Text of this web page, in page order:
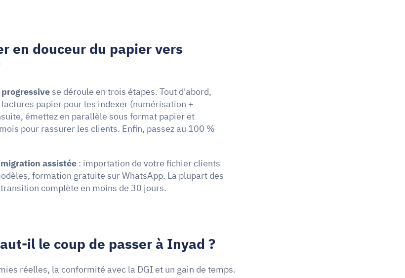
en douceur du papier vers
se déroule en trois étapes. Tout d'abord,
papier pour les indexer (numérisation +
émettez en parallèle sous format papier et
pour rassurer les clients. Enfin, passez au 100 %
migration assistée : importation de votre fichier clients
formation gratuite sur WhatsApp. La plupart des
complète en moins de 30 jours.
il le coup de passer à Inyad ?
réelles, la conformité avec la DGI et un gain de temps.